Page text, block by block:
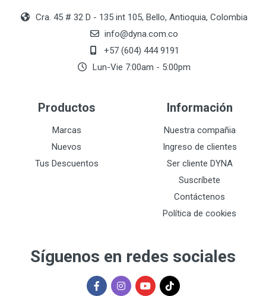
Cra. 45 # 32 D - 135 int 105, Bello, Antioquia, Colombia
info@dyna.com.co
+57 (604) 444 9191
Lun-Vie 7:00am - 5:00pm
Productos
Marcas
Nuevos
Tus Descuentos
Información
Nuestra compañia
Ingreso de clientes
Ser cliente DYNA
Suscríbete
Contáctenos
Política de cookies
Síguenos en redes sociales